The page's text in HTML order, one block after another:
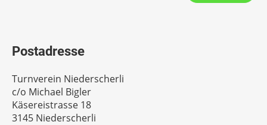
Postadresse
Turnverein Niederscherli
c/o Michael Bigler
Käsereistrasse 18
3145 Niederscherli